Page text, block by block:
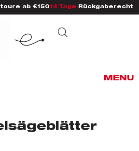
ab €150 14 Tage Rückgaberecht
MENU